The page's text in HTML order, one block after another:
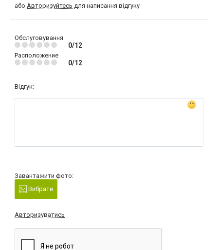
або Авторизуйтесь для написання відгуку
Обслуговування
0/12
Расположение
0/12
Відгук:
Завантажити фото:
Вибрати
Авторизуватись